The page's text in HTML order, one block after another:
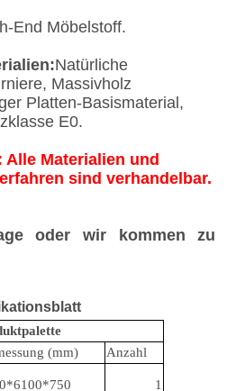
End Möbelstoff.
Natürliche
Massivholz
Platten-Basismaterial,
E0.
Materialien und
sind verhandelbar.
oder wir kommen zu
(mm) Anzahl
1